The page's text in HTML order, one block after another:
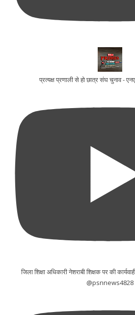
प्रत्यक्ष प्रणाली से हो छात्र संघ चुनाव -
जिला शिक्षा अधिकारी नेशराबी शिक्षक पर की
@psnnews4828